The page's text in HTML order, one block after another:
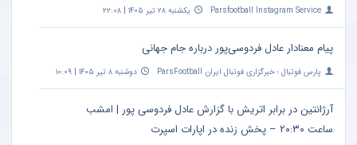
Parsfootball Instagram Service یکشنبه ۲۸ تیر ۱۴۰۵ | ۲۲:۰۸
پیام معنادار عادل فردوسی‌پور درباره جام جهانی
پارس فوتبال ؛ خبرگزاری فوتبال ایران ParsFootball دوشنبه ۸ تیر ۱۴۰۵ | ۱۰:۰۹
آرژانتین در برابر اتریش با گزارش عادل فردوسی پور | امشب
ساعت ۲۰:۳۰ – پخش زنده در اپارات اسپرت